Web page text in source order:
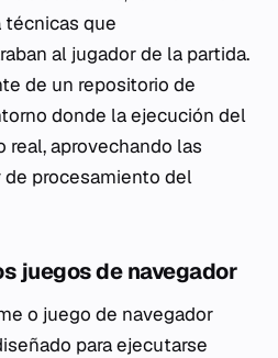
técnicas que
al jugador de la partida.
de un repositorio de
donde la ejecución del
real, aprovechando las
de procesamiento del
juegos de navegador
o juego de navegador
para ejecutarse